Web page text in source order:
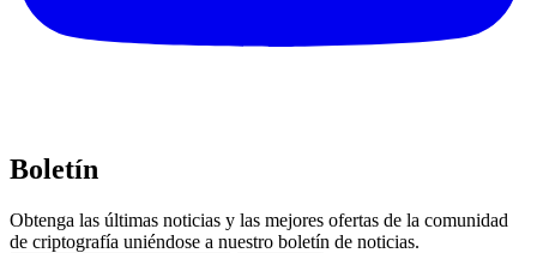
Boletín
Obtenga las últimas noticias y las mejores ofertas de la comunidad
de criptografía uniéndose a nuestro boletín de noticias.